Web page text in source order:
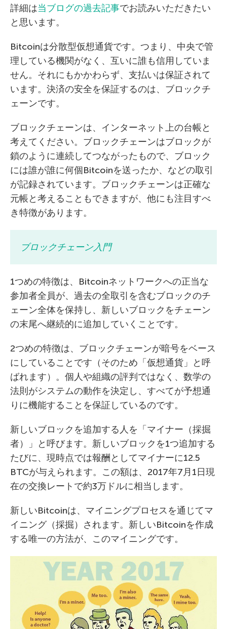
詳細は当ブログの過去記事でお読みいただきたい
と思います。
Bitcoinは分散型仮想通貨です。つまり、中央で管
理している機関がなく、互いに誰も信用していま
せん。それにもかかわらず、支払いは保証されて
います。決済の安全を保証するのは、ブロックチ
ェーンです。
ブロックチェーンは、インターネット上の台帳と
考えてください。ブロックチェーンはブロックが
鎖のように連続してつながったもので、ブロック
には誰が誰に何個Bitcoinを送ったか、などの取引
が記録されています。ブロックチェーンは正確な
元帳と考えることもできますが、他にも注目すべ
き特徴があります。
ブロックチェーン入門
1つめの特徴は、Bitcoinネットワークへの正当な
参加者全員が、過去の全取引を含むブロックのチ
ェーン全体を保持し、新しいブロックをチェーン
の末尾へ継続的に追加していくことです。
2つめの特徴は、ブロックチェーンが暗号をベース
にしていることです（そのため「仮想通貨」と呼
ばれます）。個人や組織の評判ではなく、数学の
法則がシステムの動作を決定し、すべてが予想通
りに機能することを保証しているのです。
新しいブロックを追加する人を「マイナー（採掘
者）」と呼びます。新しいブロックを1つ追加する
たびに、現時点では報酬としてマイナーに12.5
BTCが与えられます。この額は、2017年7月1日現
在の交換レートで約3万ドルに相当します。
新しいBitcoinは、マイニングプロセスを通じてマ
イニング（採掘）されます。新しいBitcoinを作成
する唯一の方法が、このマイニングです。